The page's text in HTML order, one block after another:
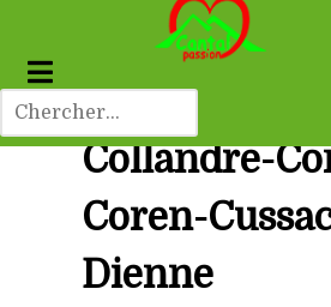
Collandre-
Coren-
Dienne